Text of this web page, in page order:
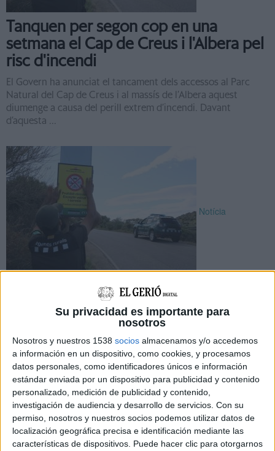
Su privacidad es importante para
nosotros
Nosotros y nuestros 1538 socios almacenamos y/o accedemos
a información en un dispositivo, como cookies, y procesamos
datos personales, como identificadores únicos e información
estándar enviada por un dispositivo para publicidad y contenido
personalizado, medición de publicidad y contenido,
investigación de audiencia y desarrollo de servicios. Con su
permiso, nosotros y nuestros socios podemos utilizar datos de
localización geográfica precisa e identificación mediante las
características de dispositivos. Puede hacer clic para otorgarnos
Tanquen per segon cop en una
setmana el Cap de Creus i l'Albera pel
risc d'incendi
El Govern ha anunciat el tancament dels accessos al Parc
Natural del Cap de Creus i al massís de l’Albera aquest
diumenge a causa del perill extrem d’incendi. Davant
d’aquesta ...
Notícia
Es manté tancat Cap de Creus i
l'Albera per segon dia davant el risc
El Cap de Creus i la Serra de l’Albera, dos dels principals
espais naturals de l’Empordà, continuaran aquest dimarts
amb els accessos tancats a causa del risc extrem d’incendi ...